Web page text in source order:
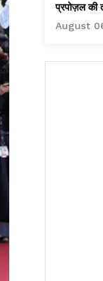
प्रपोज़ल की
August